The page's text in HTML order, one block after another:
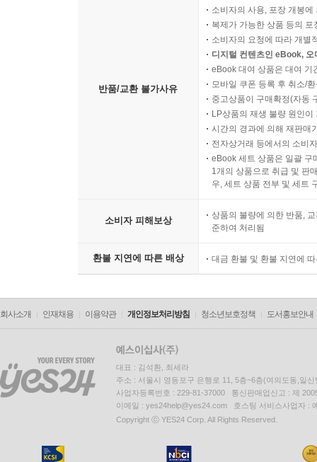
반품/교환 불가사유
소비자의 사용, 포장 개봉
복제가 가능한 상품 등의
소비자의 요청에 따라 개별
디지털 컨텐츠인 eBook,
eBook 대여 상품은 대여 기
모바일 쿠폰 등록 후 취소/
중고상품이 구매확정(자동
LP상품의 재생 불량 원인
시간의 경과에 의해 재판매
전자상거래 등에서의 소비
eBook 세트 상품은 일괄 구
1개의 상품으로 취급 및 판
우, 세트 상품 전부 및 세트
소비자 피해보상
상품의 불량에 의한 반품,
준하여 처리됨
환불 지연에 따른 배상 대금 환불 및 환불 지연에
회사소개 인재채용 이용약관 개인정보처리방침 청소년보호정책 도서홍보안내
대표 : 김석환, 최세라
주소 : 서울시 영등포구 은행로 11, 5층~6층(여의도동,일신
사업자등록번호 : 229-81-37000 통신판매업신고 : 제
이메일 : yes24help@yes24.com 호스팅 서비스사업자 :
Copyright ⓒ YES24 Corp. All Rights Reserved.